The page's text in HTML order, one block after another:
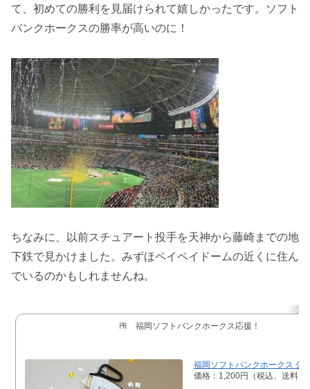
て、初めての勝利を見届けられて嬉しかったです。ソフト
バンクホークスの勝率が高いのに！
ちなみに、以前スチュアート投手を天神から藤崎までの地
下鉄で見かけました。みずほペイペイドームの近くに住ん
でいるのかもしれませんね。
㏚ 福岡ソフトバンクホークス応援！
福岡ソフトバンクホークス 公
価格：1,200円（税込、送料別